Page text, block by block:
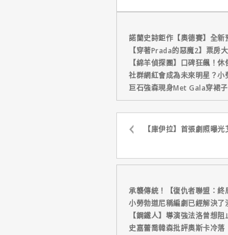
諾蘭史詩鉅作【奧德賽】全
【穿著Prada的惡魔2】票房
【綿羊偵探團】口碑狂飆！
社群網紅會成為未來明星？小
巨石強森現身Met Gala穿裙
【庫伊拉】首張劇照曝
承襲傳統！【復仇者聯盟：終
小勞勃道尼稱編劇已經解決
【鋼鐵人】導演強法洛曾想
史嘉蕾喬韓森批評奧斯卡冷